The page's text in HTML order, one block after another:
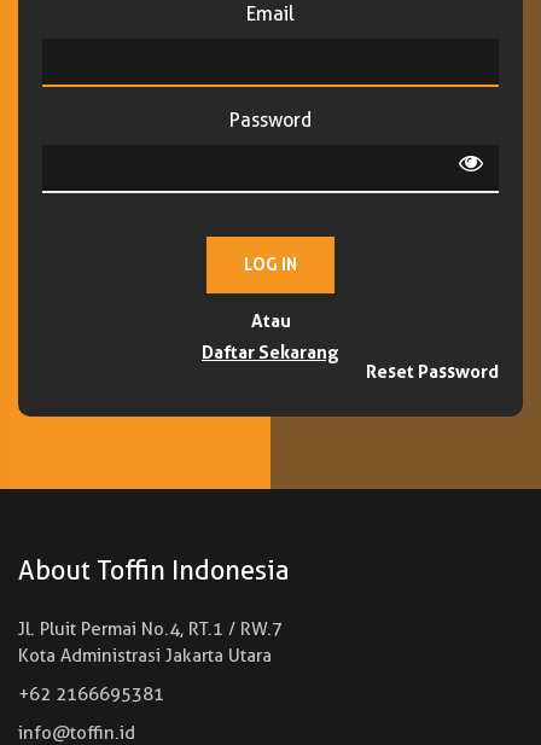
Email
Password
LOG IN
Atau
Daftar Sekarang
Reset Password
About Toffin Indonesia
Jl. Pluit Permai No.4, RT.1 / RW.7
Kota Administrasi Jakarta Utara
+62 2166695381
info@toffin.id